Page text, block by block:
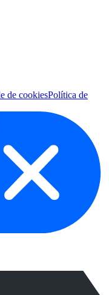
de cookiesPolítica de